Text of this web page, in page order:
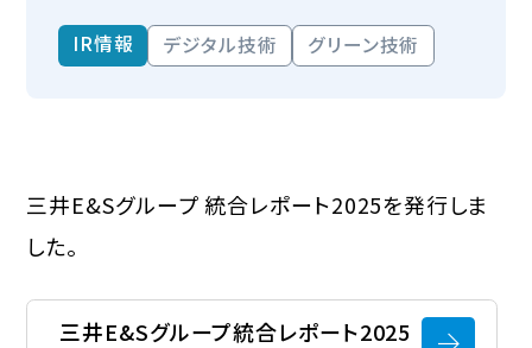
IR情報 デジタル技術 グリーン技術
三井E&Sグループ 統合レポート2025を発行しま
した。
三井E&Sグループ統合レポート2025